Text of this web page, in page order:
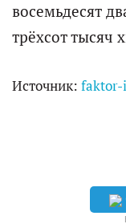
восемьдесят
трёхсот тысяч
Источник: